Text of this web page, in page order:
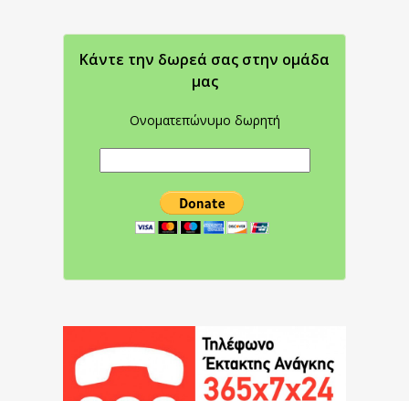
Κάντε την δωρεά σας στην oμάδα
μας
Ονοματεπώνυμο δωρητή